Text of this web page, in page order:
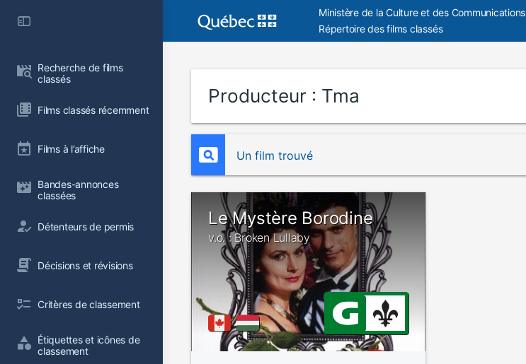
Recherche de films
classés
Films classés récemment
Films à l’affiche
Bandes-annonces
classées
Détenteurs de permis
Décisions et révisions
Critères de classement
Étiquettes et icônes de
classement
Ministère de la Culture et des Communications
Répertoire des films classés
Producteur : Tma
Un film trouvé
Le Mystère Borodine
v.o. : Broken Lullaby